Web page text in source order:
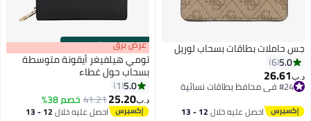
جس حاملات بطاقات بسحاب لوريل
5.0
6
د.ب‏26.61
#24 في محافظ بطاقات نسائية
احصل عليه خلال 12 - 13
00m:00s
·باقي 100% عرض برق
تومي هيلفيغر أيقونة متوسطة
بسحاب حول غطاء
5.0
1
د.ب‏25.20
41.21خصم 38%
احصل عليه خلال 12 - 13